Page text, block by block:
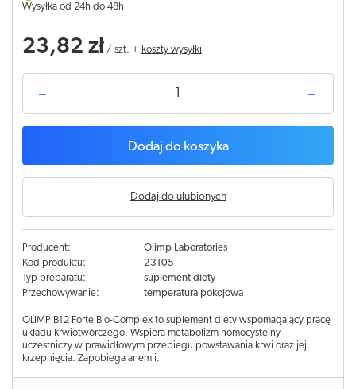
Wysyłka od 24h do 48h
23,82 zł / szt. + koszty wysyłki
Dodaj do koszyka
Dodaj do ulubionych
Producent:
Olimp Laboratories
Kod produktu:
23105
Typ preparatu:
suplement diety
Przechowywanie:
temperatura pokojowa
OLIMP B12 Forte Bio-Complex to suplement diety wspomagający pracę
układu krwiotwórczego. Wspiera metabolizm homocysteiny i
uczestniczy w prawidłowym przebiegu powstawania krwi oraz jej
krzepnięcia. Zapobiega anemii.